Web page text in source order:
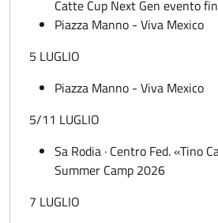
Catte Cup Next Gen evento
Piazza Manno - Viva Mexico
5 LUGLIO
Piazza Manno - Viva Mexico
5/11 LUGLIO
Sa Rodia · Centro Fed. «Tino
Summer Camp 2026
7 LUGLIO